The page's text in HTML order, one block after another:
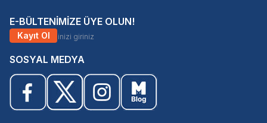
E-BÜLTENİMİZE ÜYE OLUN!
Kayıt Ol
SOSYAL MEDYA